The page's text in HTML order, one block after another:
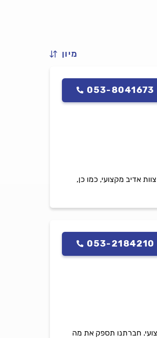
מיון
053-8041673
אדיב מקצועי, כמו כן,
053-2184210
חברתנו תספק את מה